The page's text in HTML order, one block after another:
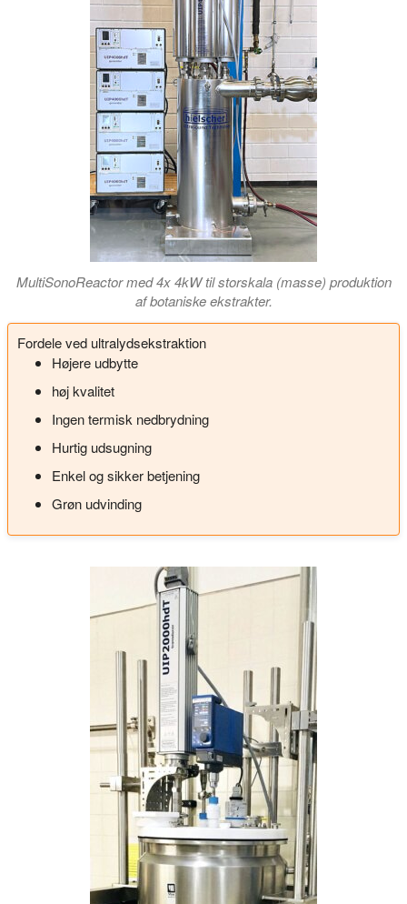
MultiSonoReactor med 4x 4kW til storskala (masse) produktion
af botaniske ekstrakter.
Fordele ved ultralydsekstraktion
Højere udbytte
høj kvalitet
Ingen termisk nedbrydning
Hurtig udsugning
Enkel og sikker betjening
Grøn udvinding